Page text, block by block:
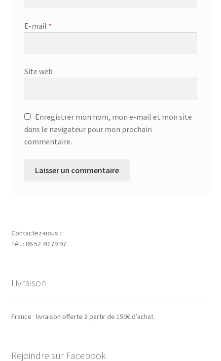
E-mail *
Site web
Enregistrer mon nom, mon e-mail et mon site
dans le navigateur pour mon prochain
commentaire.
Contactez-nous :
Tél. : 06 52 40 79 97
Livraison
France : livraison offerte à partir de 150€ d’achat.
Rejoindre sur Facebook